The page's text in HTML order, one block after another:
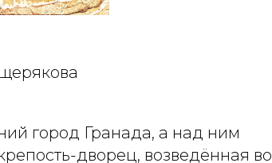
город Гранада, а над ним
дворец, возведённая во